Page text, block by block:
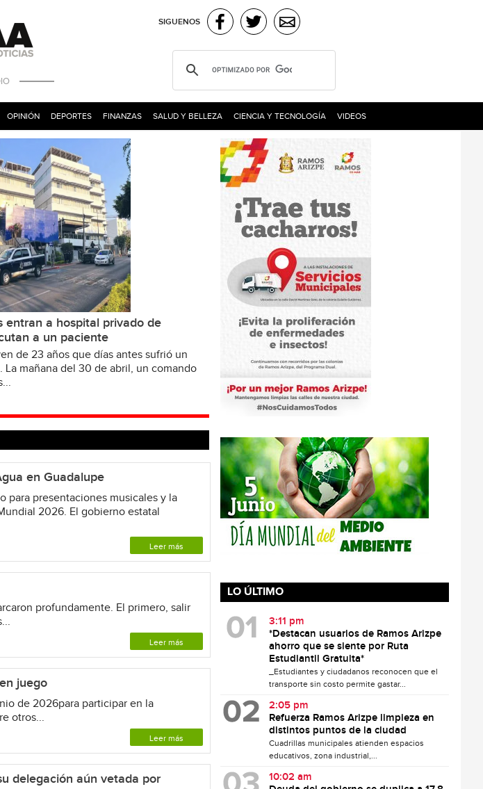
SIGUENOS
OPINIÓN DEPORTES FINANZAS SALUD Y BELLEZA CIENCIA Y TECNOLOGÍA VIDEOS
entran a hospital privado de
a un paciente
de 23 años que días antes sufrió un
La mañana del 30 de abril, un comando
en Guadalupe
para presentaciones musicales y la
2026. El gobierno estatal
Leer más
profundamente. El primero, salir
Leer más
juego
de 2026para participar en la
otros...
Leer más
delegación aún vetada por
LO ÚLTIMO
3:11 pm
*Destacan usuarios de Ramos Arizpe
ahorro que se siente por Ruta
Estudiantil Gratuita*
_Estudiantes y ciudadanos reconocen que el
transporte sin costo permite gastar...
2:05 pm
Refuerza Ramos Arizpe limpieza en
distintos puntos de la ciudad
Cuadrillas municipales atienden espacios
educativos, zona industrial,...
10:02 am